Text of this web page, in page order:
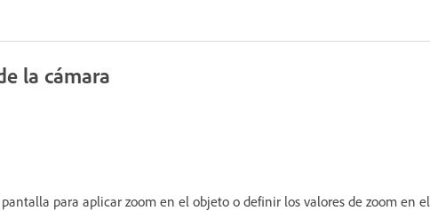
la cámara
para aplicar zoom en el objeto o definir los valores de zoom en el